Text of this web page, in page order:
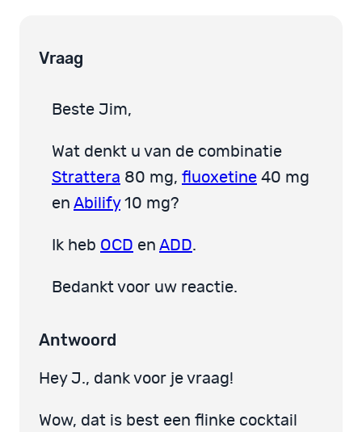
Vraag
Beste Jim,
Wat denkt u van de combinatie
Strattera 80 mg, fluoxetine 40 mg
en Abilify10 mg?
Ik heb OCD en ADD.
Bedankt voor uw reactie.
Antwoord
Hey J., dank voor je vraag!
Wow, dat is best een flinke cocktail